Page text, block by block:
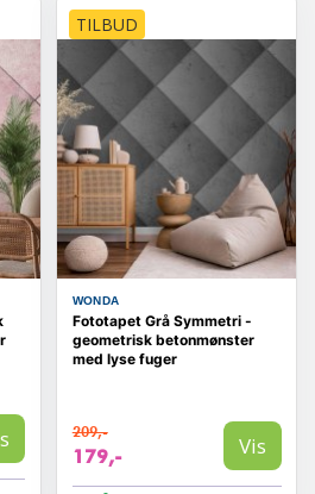
TILBUD
WONDA
Fototapet Grå Symmetri -
geometrisk betonmønster
med lyse fuger
209,-
179,- Vis